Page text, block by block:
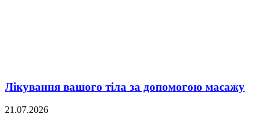
Лікування вашого тіла за допомогою масажу
21.07.2026